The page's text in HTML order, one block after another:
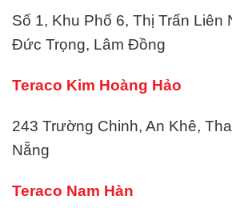
Số 1, Khu Phố 6, Thị Trấn Liên
Đức Trọng, Lâm Đồng
Teraco Kim Hoàng Hảo
243 Trường Chinh, An Khê,
Nẵng
Teraco Nam Hàn